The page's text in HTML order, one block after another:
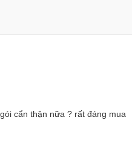
cẩn thận nữa ? rất đáng mua